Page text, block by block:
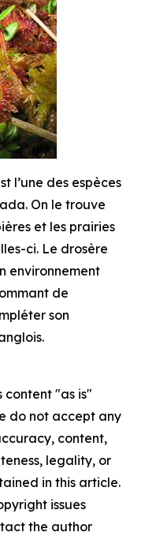
l’une des espèces
On le trouve
et les prairies
ci. Le drosère
environnement
de
son
content "as is"
do not accept any
content,
legality, or
in this article.
issues
the author